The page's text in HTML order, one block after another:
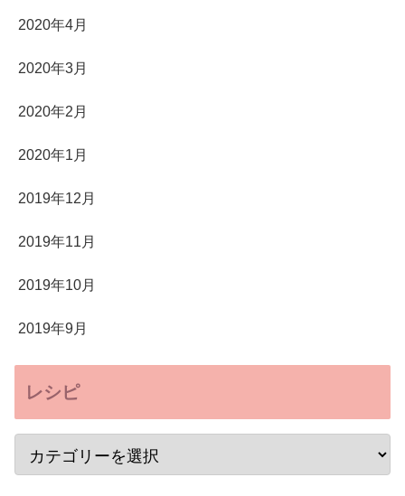
2020年4月
2020年3月
2020年2月
2020年1月
2019年12月
2019年11月
2019年10月
2019年9月
レシピ